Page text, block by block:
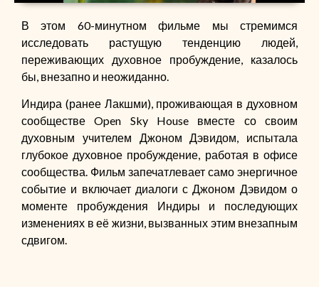
В этом 60-минутном фильме мы стремимся
исследовать растущую тенденцию людей,
переживающих духовное пробуждение, казалось
бы, внезапно и неожиданно.
Индира (ранее Лакшми), проживающая в духовном
сообществе Open Sky House вместе со своим
духовным учителем Джоном Дэвидом, испытала
глубокое духовное пробуждение, работая в офисе
сообщества. Фильм запечатлевает само энергичное
событие и включает диалоги с Джоном Дэвидом о
моменте пробуждения Индиры и последующих
изменениях в её жизни, вызванных этим внезапным
сдвигом.